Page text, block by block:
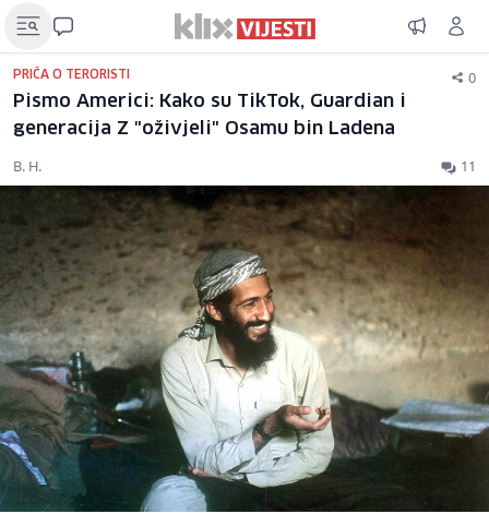
PRIČA O TERORISTI 0
Pismo Americi: Kako su TikTok, Guardian i
generacija Z "oživjeli" Osamu bin Ladena
B. H. 11